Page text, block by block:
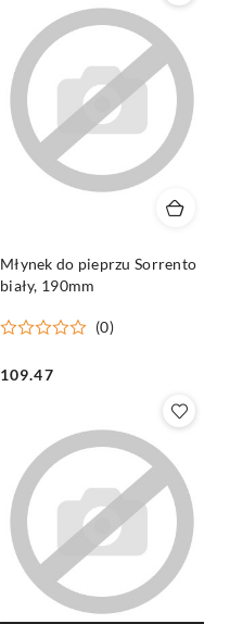
Młynek do pieprzu Sorrento
biały, 190mm
(0)
Cena:
109.47